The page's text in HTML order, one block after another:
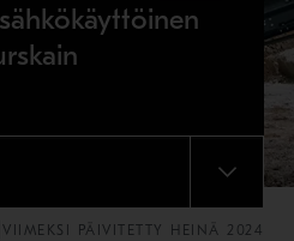
VALIKKO
VIIMEKSI PÄIVITETTY HEINÄ 2024